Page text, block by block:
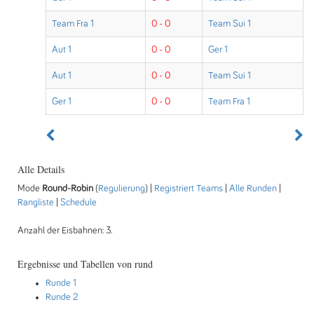
Team Fra 1 0 - 0 Team Sui 1
Aut 1 0 - 0 Ger 1
Aut 1 0 - 0 Team Sui 1
Ger 1 0 - 0 Team Fra 1
Alle Details
Mode Round-Robin (Regulierung) | Registriert Teams Alle Runden
Rangliste
Schedule
Anzahl der Eisbahnen: 3.
Ergebnisse und Tabellen von rund
Runde 1
Runde 2